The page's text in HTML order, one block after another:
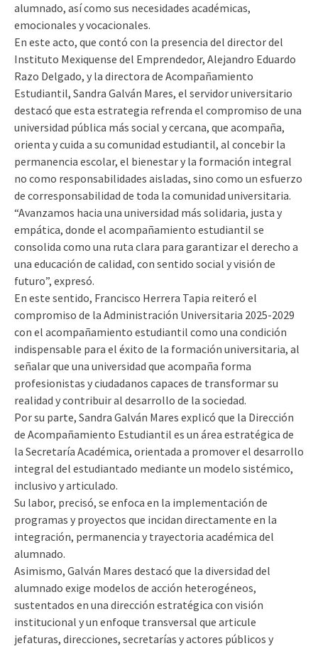
alumnado, así como sus necesidades académicas,
emocionales y vocacionales.
En este acto, que contó con la presencia del director del
Instituto Mexiquense del Emprendedor, Alejandro Eduardo
Razo Delgado, y la directora de Acompañamiento
Estudiantil, Sandra Galván Mares, el servidor universitario
destacó que esta estrategia refrenda el compromiso de una
universidad pública más social y cercana, que acompaña,
orienta y cuida a su comunidad estudiantil, al concebir la
permanencia escolar, el bienestar y la formación integral
no como responsabilidades aisladas, sino como un esfuerzo
de corresponsabilidad de toda la comunidad universitaria.
“Avanzamos hacia una universidad más solidaria, justa y
empática, donde el acompañamiento estudiantil se
consolida como una ruta clara para garantizar el derecho a
una educación de calidad, con sentido social y visión de
futuro”, expresó.
En este sentido, Francisco Herrera Tapia reiteró el
compromiso de la Administración Universitaria 2025-2029
con el acompañamiento estudiantil como una condición
indispensable para el éxito de la formación universitaria, al
señalar que una universidad que acompaña forma
profesionistas y ciudadanos capaces de transformar su
realidad y contribuir al desarrollo de la sociedad.
Por su parte, Sandra Galván Mares explicó que la Dirección
de Acompañamiento Estudiantil es un área estratégica de
la Secretaría Académica, orientada a promover el desarrollo
integral del estudiantado mediante un modelo sistémico,
inclusivo y articulado.
Su labor, precisó, se enfoca en la implementación de
programas y proyectos que incidan directamente en la
integración, permanencia y trayectoria académica del
alumnado.
Asimismo, Galván Mares destacó que la diversidad del
alumnado exige modelos de acción heterogéneos,
sustentados en una dirección estratégica con visión
institucional y un enfoque transversal que articule
jefaturas, direcciones, secretarías y actores públicos y